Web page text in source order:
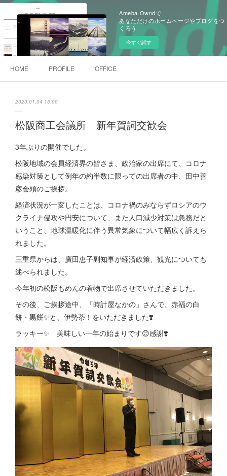
Ameba Owndで
あなただけのホームページやブログをつ
くろう
今すぐ試す
HOME PROFILE OFFICE
2023.01.04 15:00
松阪商工会議所 新年賀詞交歓会
3年ぶりの開催でした。
松阪地域の会員経済界の皆さま、政治家の出席にて、コロナ
感染対策として例年の約半数に限っての出席者の中、田中善
彦会頭のご挨拶。
経済状況が一変したことは、コロナ禍のみならずロシアのウ
クライナ侵攻や円安について、また人口減少対策は急務だと
いうこと、地球温暖化に伴う異常気象について幅広く訴えら
れました。
三重県からは、廣田恵子副知事が経済政策、観光についても
述べられました。
今年初の松阪もめんの着物で出席させていただきました。
その後、ご挨拶途中、「時計屋なかの」さんで、赤福の白
餅・黒餅✨と、伊勢茶！をいただきました❣️
ラッキー✨ 美味しい一年の始まりです😊感謝❣️